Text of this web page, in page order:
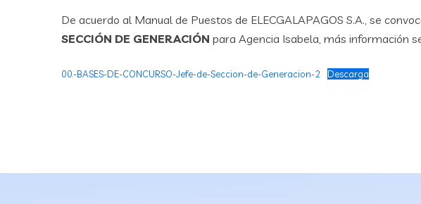
De acuerdo al Manual de Puestos de ELECGALAPAGOS S.A., se
SECCIÓN DE GENERACIÓN para Agencia Isabela, más información
00.-BASES-DE-CONCURSO-Jefe-de-Seccion-de-Generacion-2 Descarga